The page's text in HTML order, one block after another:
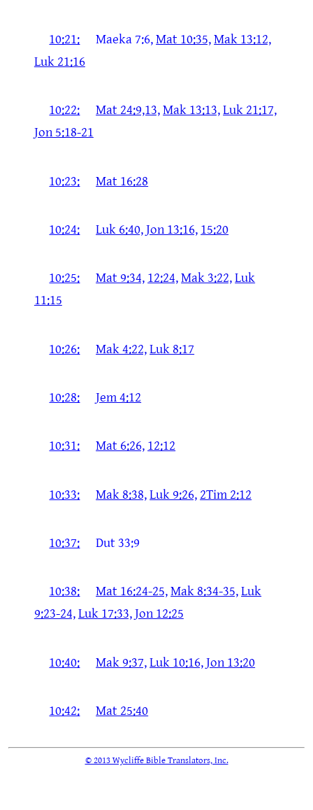
10:21: Maeka 7:6,Mat 10:35,Mak 13:12,
Luk 21:16
10:22: Mat 24:9,13,Mak 13:13,Luk 21:17,
Jon 5:18-21
10:23: Mat 16:28
10:24: Luk 6:40,Jon 13:16,15:20
10:25: Mat 9:34,12:24,Mak 3:22,Luk
11:15
10:26: Mak 4:22,Luk 8:17
10:28: Jem 4:12
10:31: Mat 6:26,12:12
10:33: Mak 8:38,Luk 9:26,2Tim 2:12
10:37: Dut 33:9
10:38: Mat 16:24-25,Mak 8:34-35,Luk
9:23-24,Luk 17:33,Jon 12:25
10:40: Mak 9:37,Luk 10:16,Jon 13:20
10:42: Mat 25:40
© 2013 Wycliffe Bible Translators, Inc.